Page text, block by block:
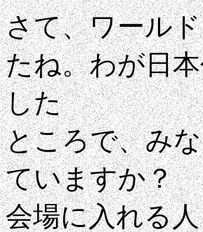
さて、ワール
たね。わが日
した
ところで、み
ていますか？
会場に入れる